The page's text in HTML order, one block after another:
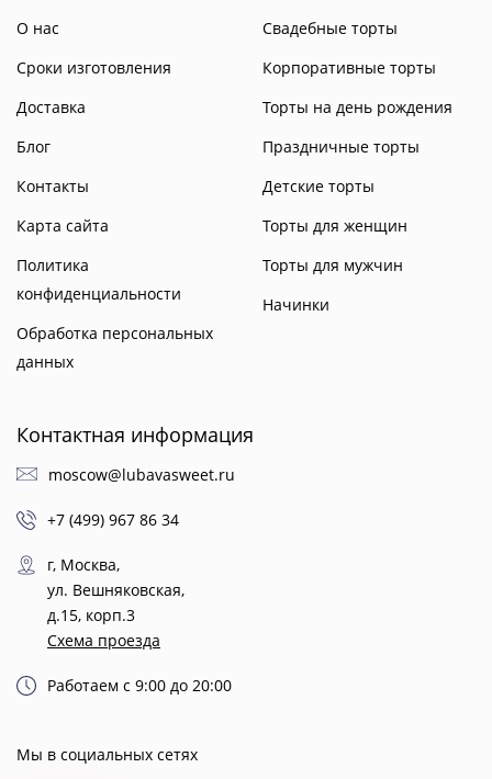
О нас
Сроки изготовления
Доставка
Блог
Контакты
Карта сайта
Политика
конфиденциальности
Обработка персональных
данных
Свадебные торты
Корпоративные торты
Торты на день рождения
Праздничные торты
Детские торты
Торты для женщин
Торты для мужчин
Начинки
Контактная информация
moscow@lubavasweet.ru
+7 (499) 967 86 34
г, Москва,
ул. Вешняковская,
д.15, корп.3
Схема проезда
Работаем с 9:00 до 20:00
Мы в социальных сетях